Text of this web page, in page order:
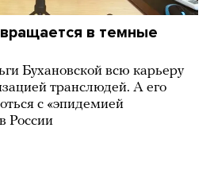
в темные
Бухановской всю карьеру
транслюдей. А его
с «эпидемией
России